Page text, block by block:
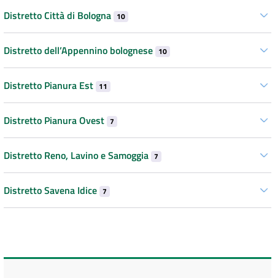
Distretto Città di Bologna 10
Distretto dell’Appennino bolognese 10
Distretto Pianura Est 11
Distretto Pianura Ovest 7
Distretto Reno, Lavino e Samoggia 7
Distretto Savena Idice 7